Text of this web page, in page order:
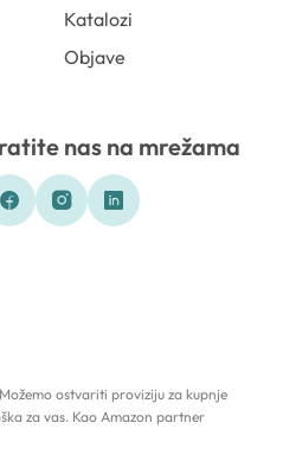
Katalozi
Objave
nas na mrežama
ostvariti proviziju za kupnje
za vas. Kao Amazon partner